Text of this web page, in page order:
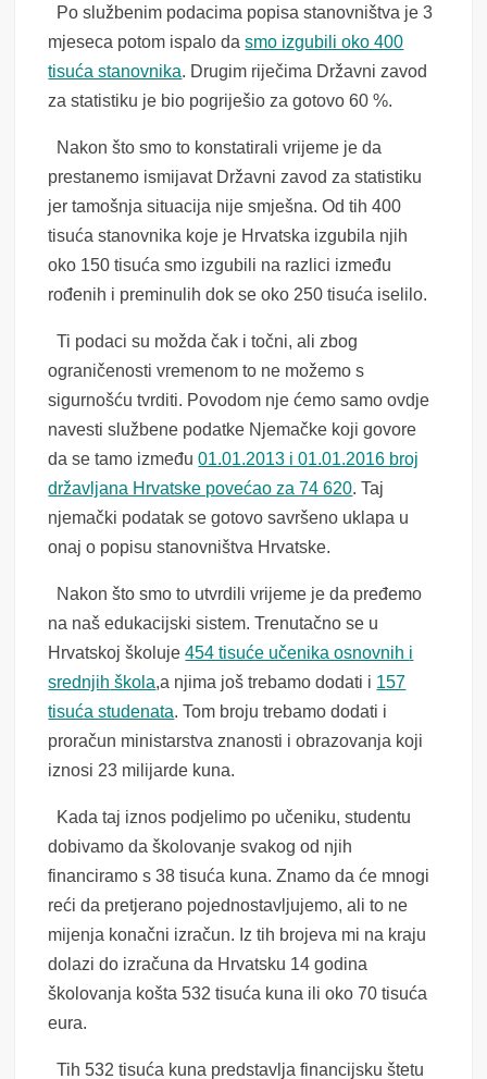
Po službenim podacima popisa stanovništva je 3
mjeseca potom ispalo dasmo izgubili oko 400
tisuća stanovnika. Drugim riječima Državni zavod
za statistiku je bio pogriješio za gotovo 60 %.
Nakon što smo to konstatirali vrijeme je da
prestanemo ismijavat Državni zavod za statistiku
jer tamošnja situacija nije smješna. Od tih 400
tisuća stanovnika koje je Hrvatska izgubila njih
oko 150 tisuća smo izgubili na razlici između
rođenih i preminulih dok se oko 250 tisuća iselilo.
Ti podaci su možda čak i točni, ali zbog
ograničenosti vremenom to ne možemo s
sigurnošću tvrditi. Povodom nje ćemo samo ovdje
navesti službene podatke Njemačke koji govore
da se tamo između01.01.2013 i 01.01.2016 broj
državljana Hrvatske povećao za 74 620. Taj
njemački podatak se gotovo savršeno uklapa u
onaj o popisu stanovništva Hrvatske.
Nakon što smo to utvrdili vrijeme je da pređemo
na naš edukacijski sistem. Trenutačno se u
Hrvatskoj školuje454 tisuće učenika osnovnih i
srednjih škola,a njima još trebamo dodati i 157
tisuća studenata. Tom broju trebamo dodati i
proračun ministarstva znanosti i obrazovanja koji
iznosi 23 milijarde kuna.
Kada taj iznos podjelimo po učeniku, studentu
dobivamo da školovanje svakog od njih
financiramo s 38 tisuća kuna. Znamo da će mnogi
reći da pretjerano pojednostavljujemo, ali to ne
mijenja konačni izračun. Iz tih brojeva mi na kraju
dolazi do izračuna da Hrvatsku 14 godina
školovanja košta 532 tisuća kuna ili oko 70 tisuća
eura.
Tih 532 tisuća kuna predstavlja financijsku štetu